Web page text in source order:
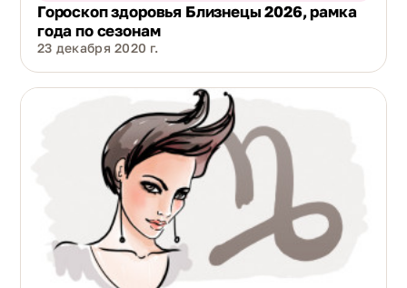
Гороскоп здоровья Близнецы 2026, рамка
года по сезонам
23 декабря 2020 г.